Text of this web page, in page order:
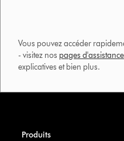
Vous pouvez accéder
- visitez nos pages d'assistance
explicatives et bien plus.​
Produits